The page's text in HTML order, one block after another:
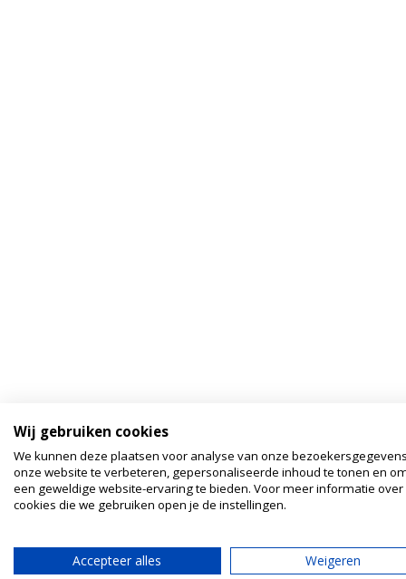
Wij gebruiken cookies
We kunnen deze plaatsen voor analyse van onze
onze website te verbeteren, gepersonaliseerde inhoud te tonen en
een geweldige website-ervaring te bieden. Voor meer informatie over
cookies die we gebruiken open je de instellingen.
Accepteer alles Weigeren